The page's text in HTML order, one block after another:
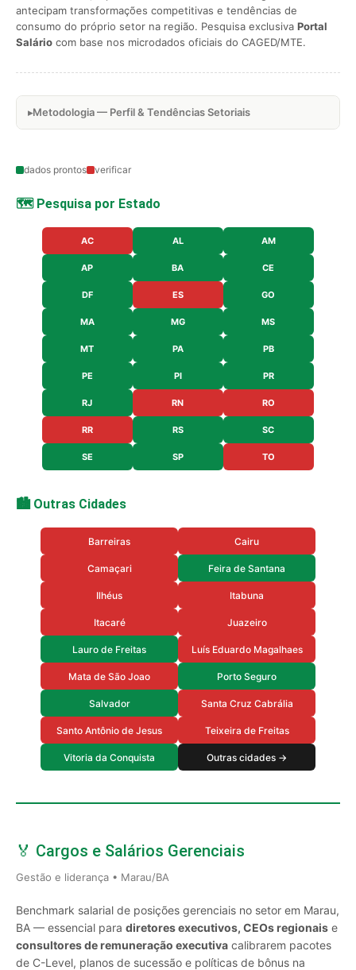
antecipam transformações competitivas e tendências de
consumo do próprio setor na região. Pesquisa exclusiva Portal
Salário com base nos microdados oficiais do CAGED/MTE.
Metodologia — Perfil & Tendências Setoriais
dados prontos verificar
🗺️ Pesquisa por Estado
AC AL AM
AP BA CE
DF ES GO
MA MG MS
MT PA PB
PE PI PR
RJ RN RO
RR RS SC
SE SP TO
🏙️ Outras Cidades
Barreiras Cairu
Camaçari Feira de Santana
Ilhéus Itabuna
Itacaré Juazeiro
Lauro de Freitas Luís Eduardo Magalhaes
Mata de São Joao Porto Seguro
Salvador Santa Cruz Cabrália
Santo Antônio de Jesus Teixeira de Freitas
Vitoria da Conquista Outras cidades →
🏅 Cargos e Salários Gerenciais
Gestão e liderança • Marau/BA
Benchmark salarial de posições gerenciais no setor em Marau,
BA — essencial para diretores executivos, CEOs regionais e
consultores de remuneração executiva calibrarem pacotes
de C-Level, planos de sucessão e políticas de bônus na